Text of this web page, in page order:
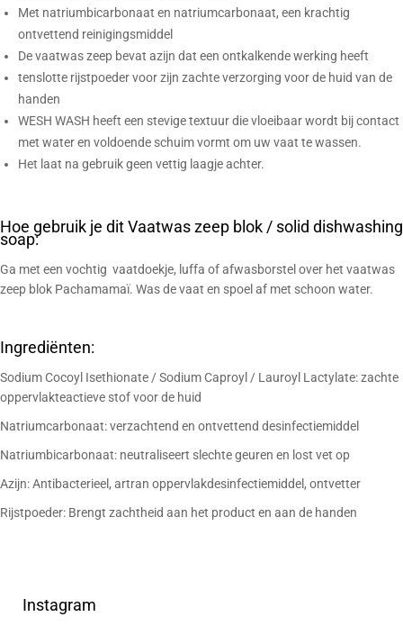
Met natriumbicarbonaat en natriumcarbonaat, een krachtig
ontvettend reinigingsmiddel
De vaatwas zeep bevat azijn dat een ontkalkende werking heeft
tenslotte rijstpoeder voor zijn zachte verzorging voor de huid van de
handen
WESH WASH heeft een stevige textuur die vloeibaar wordt bij contact
met water en voldoende schuim vormt om uw vaat te wassen.
Het laat na gebruik geen vettig laagje achter.
Hoe gebruik je dit Vaatwas zeep blok / solid dishwashing
soap:
Ga met een vochtig vaatdoekje, luffa ofafwasborstel over het vaatwas
zeep blok Pachamamaï. Was de vaat en spoel af met schoon water.
Ingrediënten:
Sodium Cocoyl Isethionate / Sodium Caproyl / Lauroyl Lactylate: zachte
oppervlakteactieve stof voor de huid
Natriumcarbonaat: verzachtend en ontvettend desinfectiemiddel
Natriumbicarbonaat: neutraliseert slechte geuren en lost vet op
Azijn: Antibacterieel, artran oppervlakdesinfectiemiddel, ontvetter
Rijstpoeder: Brengt zachtheid aan het product en aan de handen
Instagram